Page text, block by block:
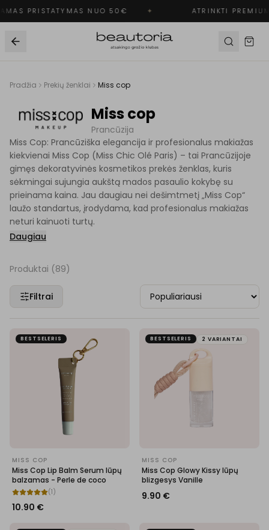
PRISTATYMAS NUO 50€ ✦ ATRINKTI
Pradžia Prekių ženklai Miss cop
Miss cop
Prancūzija
Miss Cop: Prancūziška elegancija ir profesionalus makiažas
kiekvienai Miss Cop (Miss Chic Olé Paris) – tai Prancūzijoje
gimęs dekoratyvinės kosmetikos prekės ženklas, kuris
sėkmingai sujungia aukštą mados pasaulio kokybę su
prieinama kaina. Jau daugiau nei dešimtmetį „Miss Cop“
laužo standartus, įrodydama, kad profesionalus makiažas
neturi kainuoti turtų.
Daugiau
Produktai (89)
Filtrai
BESTSELERIS
MISS COP
Miss Cop Lip Balm Serum lūpų
balzamas - Perle de coco
(1 )
10.90 €
BESTSELERIS 2 VARIANTAI
MISS COP
Miss Cop Glowy Kissy lūpų
blizgesys Vanille
9.90 €